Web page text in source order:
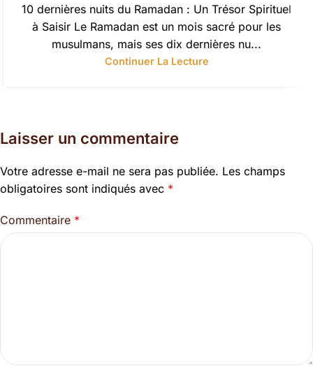
10 dernières nuits du Ramadan : Un Trésor Spirituel
à Saisir Le Ramadan est un mois sacré pour les
musulmans, mais ses dix dernières nu...
Continuer La Lecture
Laisser un commentaire
Votre adresse e-mail ne sera pas publiée. Les champs
obligatoires sont indiqués avec *
Commentaire *